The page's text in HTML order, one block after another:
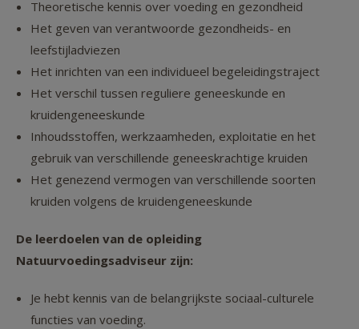
Theoretische kennis over voeding en gezondheid
Het geven van verantwoorde gezondheids- en
leefstijladviezen
Het inrichten van een individueel begeleidingstraject
Het verschil tussen reguliere geneeskunde en
kruidengeneeskunde
Inhoudsstoffen, werkzaamheden, exploitatie en het
gebruik van verschillende geneeskrachtige kruiden
Het genezend vermogen van verschillende soorten
kruiden volgens de kruidengeneeskunde
De leerdoelen van de opleiding
Natuurvoedingsadviseur zijn:
Je hebt kennis van de belangrijkste sociaal-culturele
functies van voeding.